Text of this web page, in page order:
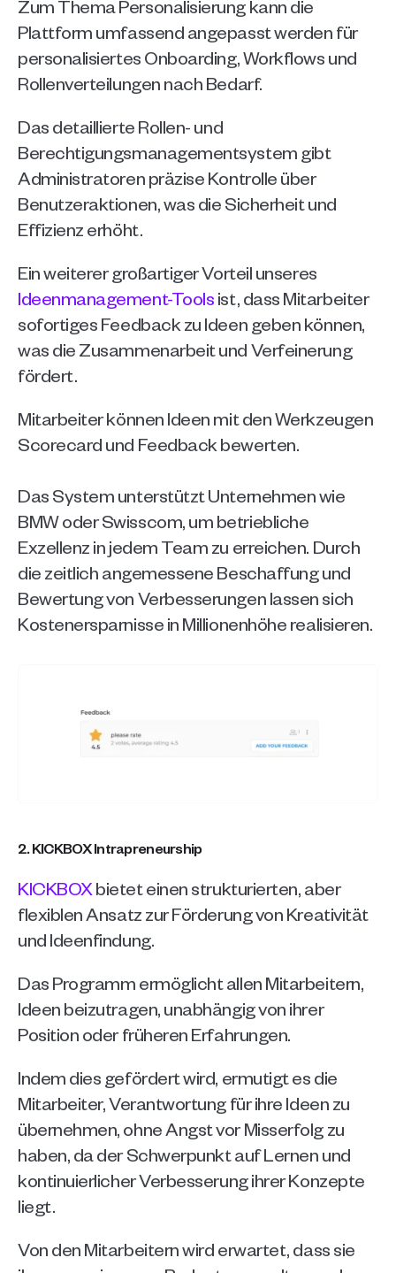
Zum Thema Personalisierung kann die
Plattform umfassend angepasst werden für
personalisiertes Onboarding, Workflows und
Rollenverteilungen nach Bedarf.
Das detaillierte Rollen- und
Berechtigungsmanagementsystem gibt
Administratoren präzise Kontrolle über
Benutzeraktionen, was die Sicherheit und
Effizienz erhöht.
Ideenmanagement-Tools ist, dass Mitarbeiter
sofortiges Feedback zu Ideen geben können,
was die Zusammenarbeit und Verfeinerung
fördert.
Mitarbeiter können Ideen mit den Werkzeugen
Scorecard und Feedback bewerten.
Das System unterstützt Unternehmen wie
BMW oder Swisscom, um betriebliche
Exzellenz in jedem Team zu erreichen. Durch
die zeitlich angemessene Beschaffung und
Bewertung von Verbesserungen lassen sich
Kostenersparnisse in Millionenhöhe realisieren.
2. KICKBOX Intrapreneurship
KICKBOX bietet einen strukturierten, aber
flexiblen Ansatz zur Förderung von Kreativität
und Ideenfindung.
Das Programm ermöglicht allen Mitarbeitern,
Ideen beizutragen, unabhängig von ihrer
Position oder früheren Erfahrungen.
Indem dies gefördert wird, ermutigt es die
Mitarbeiter, Verantwortung für ihre Ideen zu
übernehmen, ohne Angst vor Misserfolg zu
haben, da der Schwerpunkt auf Lernen und
kontinuierlicher Verbesserung ihrer Konzepte
liegt.
Von den Mitarbeitern wird erwartet, dass sie